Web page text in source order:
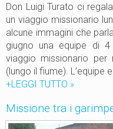
Don Luigi Turato ci
un viaggio missionario
alcune immagini che
giugno una equipe di
viaggio missionario per
(lungo il fiume). L’equipe
+LEGGI TUTTO N
t
i
»
Missione tra i